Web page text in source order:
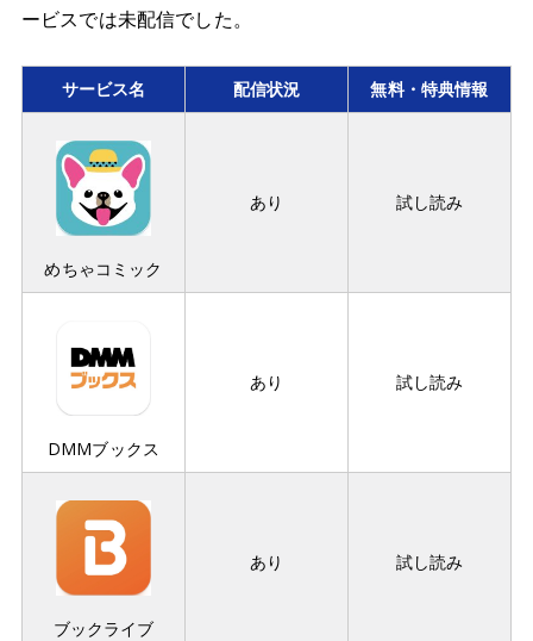
ービスでは未配信でした。
サービス名 配信状況 無料・特典情報
めちゃコミック
あり 試し読み
DMMブックス
あり 試し読み
ブックライブ
あり 試し読み